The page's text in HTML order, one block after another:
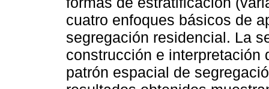
cuatro enfoques básicos de
segregación residencial. La
construcción e interpretación
patrón espacial de